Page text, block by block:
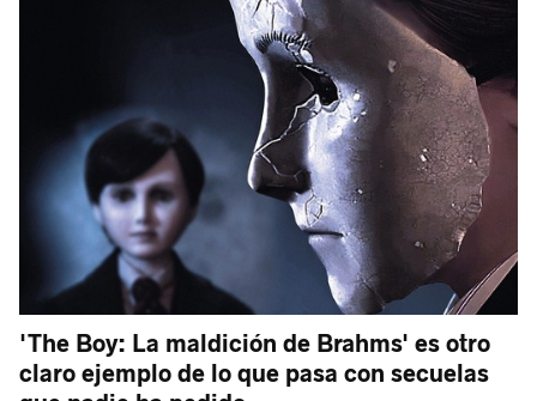
'The Boy: La maldición de Brahms' es otro
claro ejemplo de lo que pasa con secuelas